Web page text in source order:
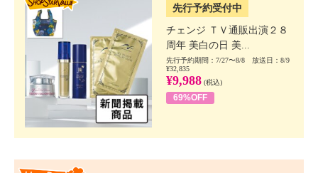
先行予約受付中
チェンジ ＴＶ通販出演２８
周年 美白の日 美...
先行予約期間：7/27〜8/8 放送日：8/9
¥32,835
¥9,988 (税込)
69%OFF